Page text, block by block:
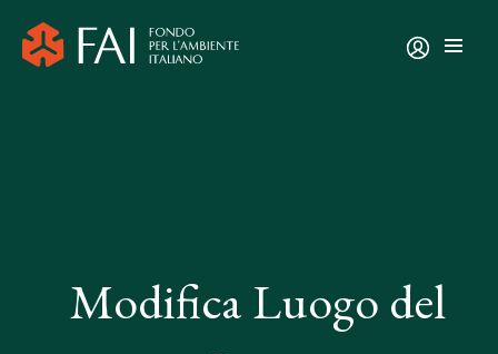
Modifica Luogo del